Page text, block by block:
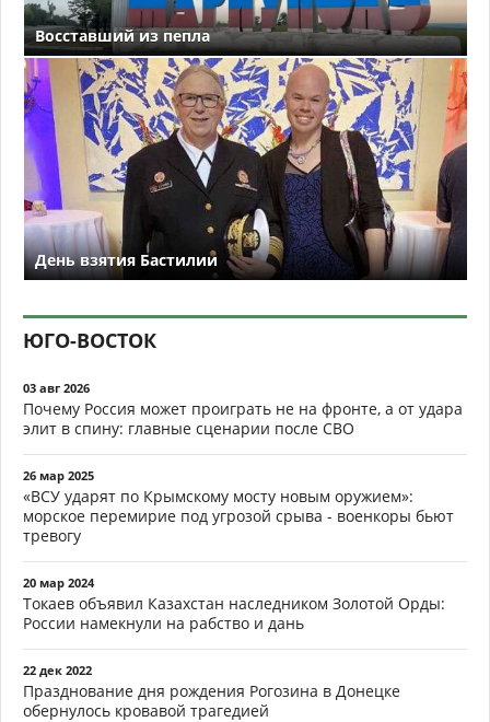
Восставший из пепла
День взятия Бастилии
ЮГО-ВОСТОК
03 авг 2026
Почему Россия может проиграть не на фронте, а от удара
элит в спину: главные сценарии после СВО
26 мар 2025
«ВСУ ударят по Крымскому мосту новым оружием»:
морское перемирие под угрозой срыва - военкоры бьют
тревогу
20 мар 2024
Токаев объявил Казахстан наследником Золотой Орды:
России намекнули на рабство и дань
22 дек 2022
Празднование дня рождения Рогозина в Донецке
обернулось кровавой трагедией